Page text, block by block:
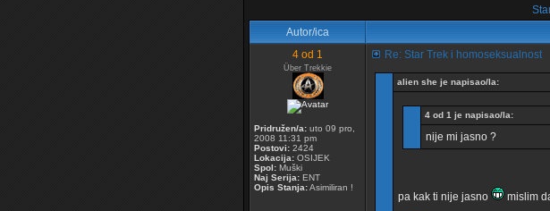
Autor/ica
4 od 1
Über Trekkie
Pridružen/a: uto 09 pro,
2008 11:31 pm
Postovi: 2424
Lokacija: OSIJEK
Spol: Muški
Naj Serija: ENT
Opis Stanja:Asimiliran !
Re: Star Trek i homoseksualnost
alien she je napisao/la:
4 od 1 je napisao/la:
nije mi jasno ?
pa kak ti nije jasno mislim